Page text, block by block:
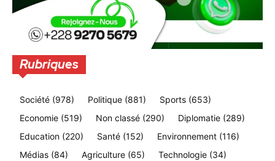
Rubriques
Société (978) Politique (881) Sports (653)
Economie (519) Non classé (290) Diplomatie (289)
Education (220) Santé (152) Environnement (116)
Médias (84) Agriculture (65) Technologie (34)